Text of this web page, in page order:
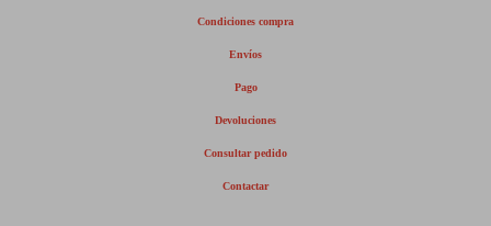
Condiciones compra
Envíos
Pago
Devoluciones
Consultar pedido
Contactar